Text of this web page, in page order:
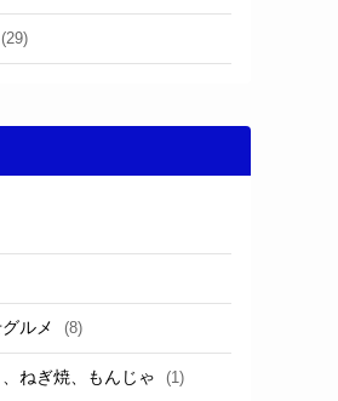
(29)
ルメ (8)
ねぎ焼、もんじゃ (1)